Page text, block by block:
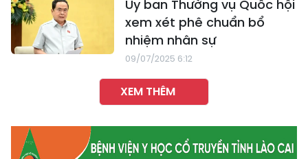
Ủy ban Thường vụ Quốc hội
xem xét phê chuẩn bổ
nhiệm nhân sự
09/07/2025 6:12
XEM THÊM